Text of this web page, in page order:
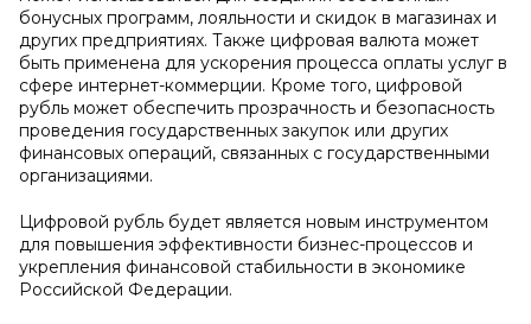
бонусных программ, лояльности и скидок в магазинах и
других предприятиях. Также цифровая валюта может
быть применена для ускорения процесса оплаты услуг в
сфере интернет-коммерции. Кроме того, цифровой
рубль может обеспечить прозрачность и безопасность
проведения государственных закупок или других
финансовых операций, связанных с государственными
организациями.
Цифровой рубль будет является новым инструментом
для повышения эффективности бизнес-процессов и
укрепления финансовой стабильности в экономике
Российской Федерации.